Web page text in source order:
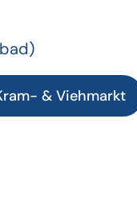
& Viehmarkt